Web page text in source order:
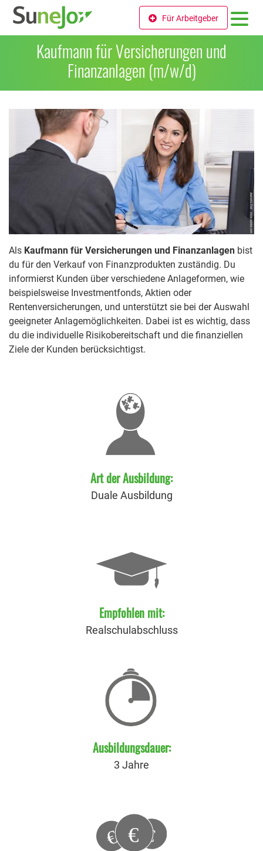
Für Arbeitgeber
Kaufmann für Versicherungen und
Finanzanlagen (m/w/d)
Als Kaufmann für Versicherungen und Finanzanlagen bist
du für den Verkauf von Finanzprodukten zuständig. Du
informierst Kunden über verschiedene Anlageformen, wie
beispielsweise Investmentfonds, Aktien oder
Rentenversicherungen, und unterstützt sie bei der Auswahl
geeigneter Anlagemöglichkeiten. Dabei ist es wichtig, dass
du die individuelle Risikobereitschaft und die finanziellen
Ziele der Kunden berücksichtigst.
Art der Ausbildung:
Duale Ausbildung
Empfohlen mit:
Realschulabschluss
Ausbildungsdauer:
3 Jahre